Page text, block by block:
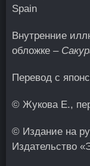
Spain
Внутренние
обложке –
Перевод с
© Жукова Е.,
© Издание на
Издательство